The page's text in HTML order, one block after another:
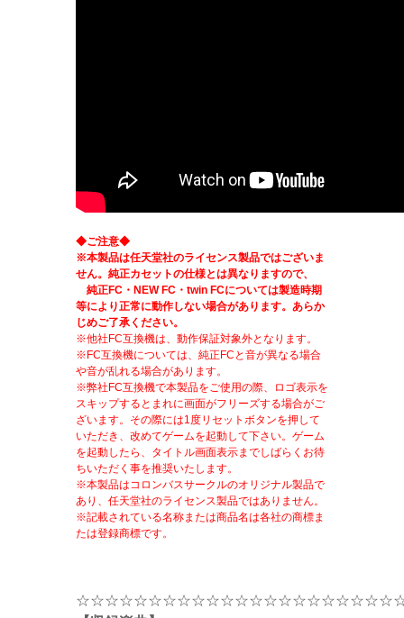
◆ご注意◆
※本製品は任天堂社のライセンス製品ではございま
せん。純正カセットの仕様とは異なりますので、
純正FC・NEW FC・twin FCについては製造時期
等により正常に動作しない場合があります。あらか
じめご了承ください。
※他社FC互換機は、動作保証対象外となります。
※FC互換機については、純正FCと音が異なる場合
や音が乱れる場合があります。
※弊社FC互換機で本製品をご使用の際、ロゴ表示を
スキップするとまれに画面がフリーズする場合がご
ざいます。その際には1度リセットボタンを押して
いただき、改めてゲームを起動して下さい。ゲーム
を起動したら、タイトル画面表示までしばらくお待
ちいただく事を推奨いたします。
※本製品はコロンバスサークルのオリジナル製品で
あり、任天堂社のライセンス製品ではありません。
※記載されている名称または商品名は各社の商標ま
たは登録商標です。